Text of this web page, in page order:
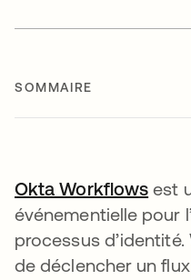
SOMMAIRE
Okta Workflows est
événementielle pour
processus
de déclencher un